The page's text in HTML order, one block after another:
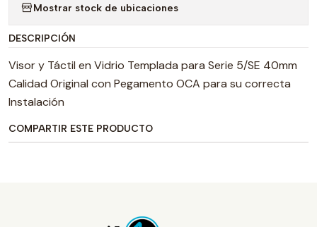
Mostrar stock de ubicaciones
DESCRIPCIÓN
Visor y Táctil en Vidrio Templada para Serie 5/SE 40mm
Calidad Original con Pegamento OCA para su correcta
Instalación
COMPARTIR ESTE PRODUCTO